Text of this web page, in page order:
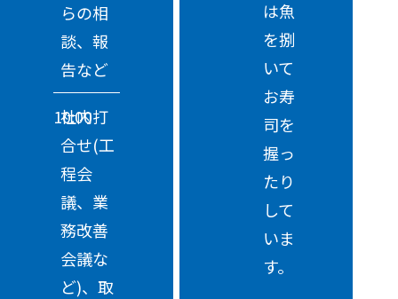
らの相
談、報
告など
10:00
社内打
合せ(工
程会
議、業
務改善
会議な
ど)、取
は魚
を捌
いて
お寿
司を
握っ
たり
して
いま
す。